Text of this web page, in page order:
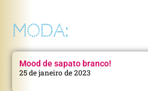
MODA:
Mood de sapato branco!
25 de janeiro de 2023